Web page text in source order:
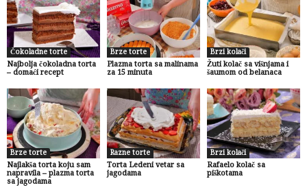
Čokoladne torte
Najbolja čokoladna torta
– domaći recept
Brze torte
Plazma torta sa malinama
za 15 minuta
Brzi kolači
Žuti kolač sa višnjama i
šaumom od belanaca
Brze torte
Najlakša torta koju sam
napravila – plazma torta
sa jagodama
Razne torte
Torta Ledeni vetar sa
jagodama
Brzi kolači
Rafaelo kolač sa
piškotama